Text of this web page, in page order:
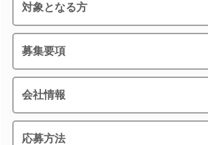
対象となる方
募集要項
会社情報
応募方法